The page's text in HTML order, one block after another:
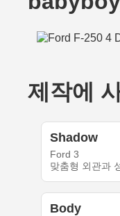
제작에
Shadow
Ford 3
맞춤형 외관과
Body